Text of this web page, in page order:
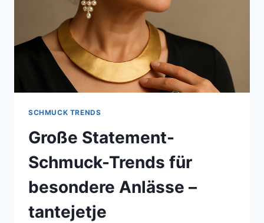
SCHMUCK TRENDS
Große Statement-
Schmuck-Trends für
besondere Anlässe –
tantejetje